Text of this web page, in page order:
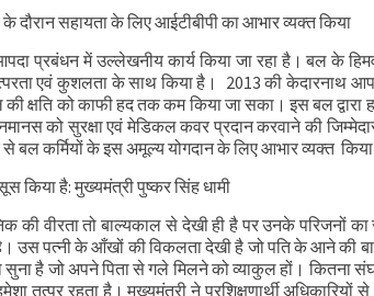
दौरान सहायता के लिए आईटीबीपी का आभार व्यक्त किया
प्रबंधन में उल्लेखनीय कार्य किया जा रहा है। बल के
एवं कुशलता के साथ किया है। 2013 की केदारनाथ
क्षति को काफी हद तक कम किया जा सका। इस बल द्वारा
को सुरक्षा एवं मेडिकल कवर प्रदान करवाने की
बल कर्मियों के इस अमूल्य योगदान के लिए आभार व्यक्त
किया है: मुख्यमंत्री पुष्कर सिंह धामी
की वीरता तो बाल्यकाल से देखी ही है पर उनके परिजनों
पत्नी के आँखों की विकलता देखी है जो पति के आने की
है जो अपने पिता से गले मिलने को व्याकुल हों। कितना
तत्पर रहता है। मुख्यमंत्री ने प्रशिक्षणार्थी